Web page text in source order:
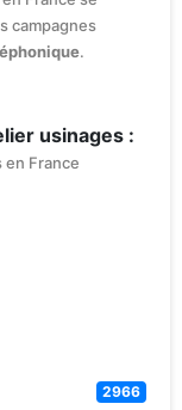
campagnes
.
usinages :
France
2966